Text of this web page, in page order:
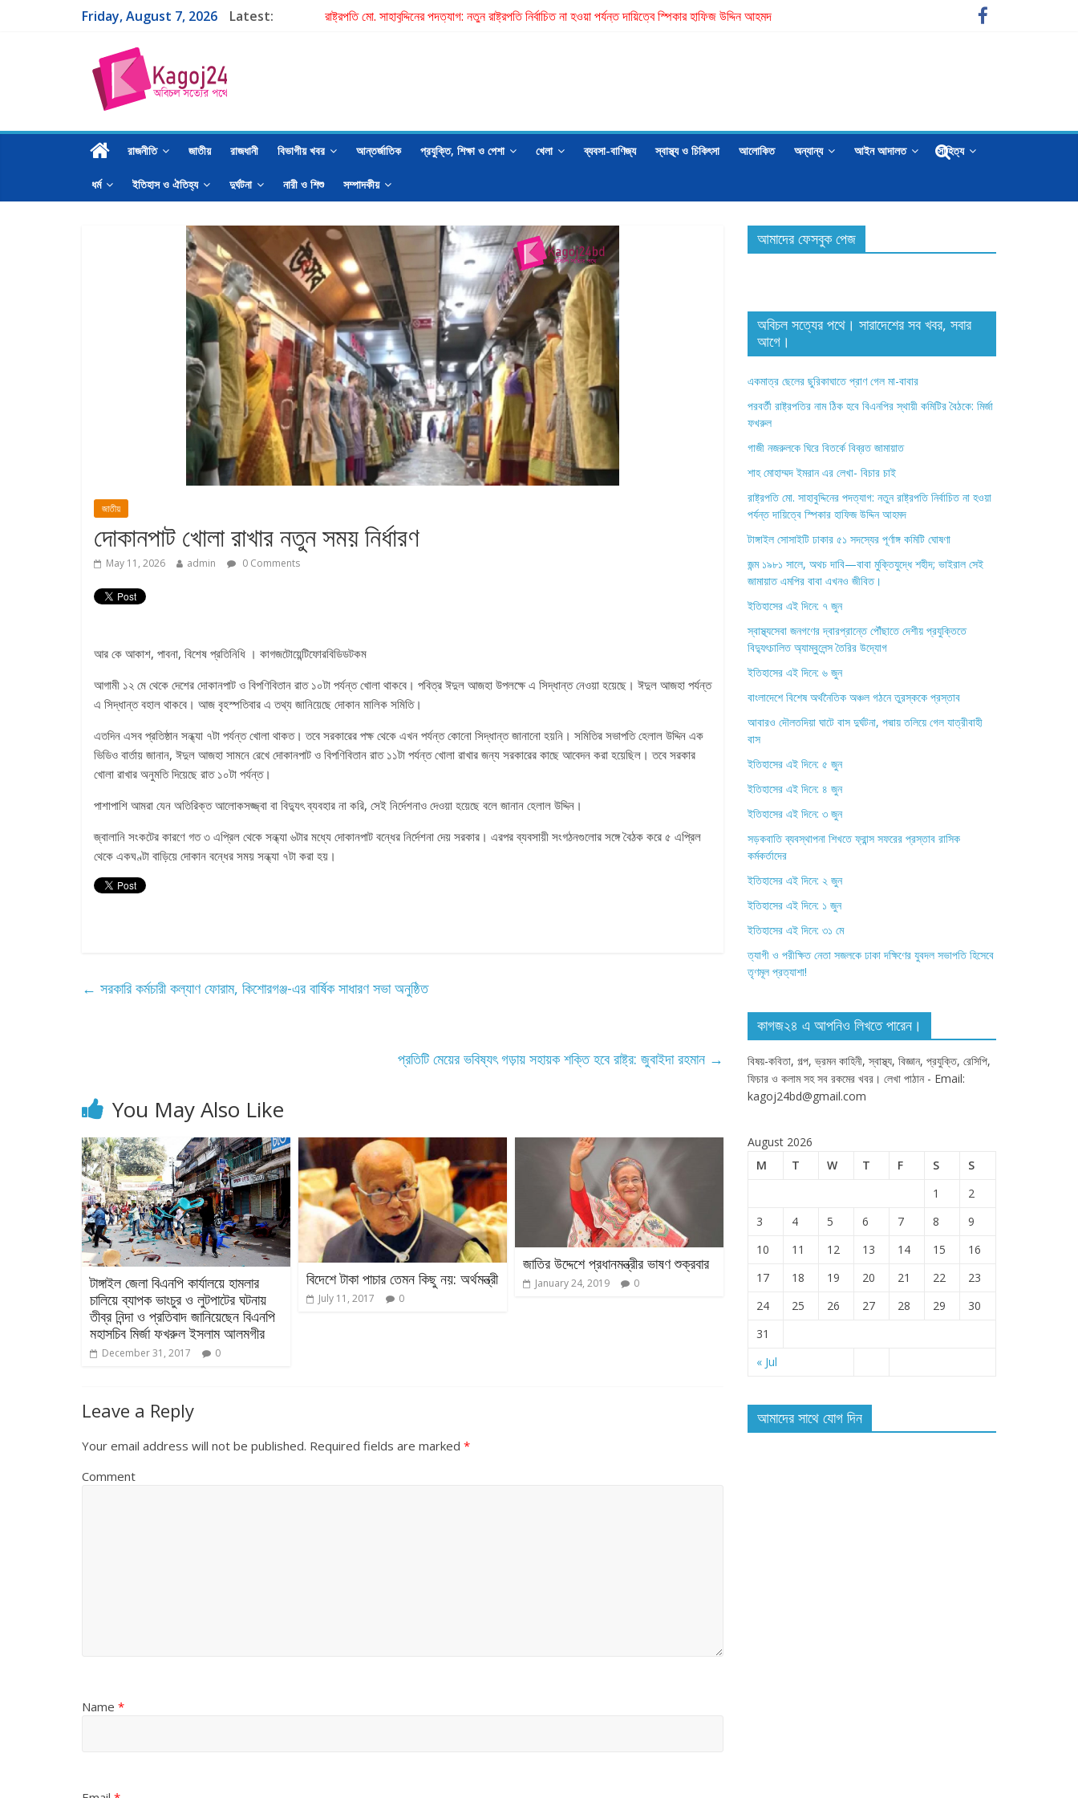
Friday, August 7, 2026 Latest:
রাষ্ট্রপতি মো. সাহাবুদ্দিনের পদত্যাগ: নতুন রাষ্ট্রপতি নির্বাচিত না হওয়া পর্যন্ত দায়িত্বে স্পিকার হাফিজ উদ্দিন আহমদ
রাজনীতি জাতীয় রাজধানী বিভাগীয় খবর আন্তর্জাতিক প্রযুক্তি, শিক্ষা ও পেশা খেলা ব্যবসা-বাণিজ্য স্বাস্থ্য ও চিকিৎসা আলোকিত অন্যান্য আইন আদালত সাহিত্য
ধর্ম ইতিহাস ও ঐতিহ্য দুর্ঘটনা নারী ও শিশু সম্পাদকীয়
জাতীয়
দোকানপাট খোলা রাখার নতুন সময় নির্ধারণ
May 11, 2026 admin 0 Comments
আর কে আকাশ, পাবনা, বিশেষ প্রতিনিধি । কাগজটোয়েন্টিফোরবিডিডটকম
আগামী ১২ মে থেকে দেশের দোকানপাট ও বিপণিবিতান রাত ১০টা পর্যন্ত খোলা থাকবে। পবিত্র ঈদুল আজহা উপলক্ষে এ সিদ্ধান্ত নেওয়া হয়েছে। ঈদুল আজহা পর্যন্ত
এ সিদ্ধান্ত বহাল থাকবে। আজ বৃহস্পতিবার এ তথ্য জানিয়েছে দোকান মালিক সমিতি।
এতদিন এসব প্রতিষ্ঠান সন্ধ্যা ৭টা পর্যন্ত খোলা থাকত। তবে সরকারের পক্ষ থেকে এখন পর্যন্ত কোনো সিদ্ধান্ত জানানো হয়নি। সমিতির সভাপতি হেলাল উদ্দিন এক
ভিডিও বার্তায় জানান, ঈদুল আজহা সামনে রেখে দোকানপাট ও বিপণিবিতান রাত ১১টা পর্যন্ত খোলা রাখার জন্য সরকারের কাছে আবেদন করা হয়েছিল। তবে সরকার
খোলা রাখার অনুমতি দিয়েছে রাত ১০টা পর্যন্ত।
পাশাপাশি আমরা যেন অতিরিক্ত আলোকসজ্জ্বা বা বিদ্যুৎ ব্যবহার না করি, সেই নির্দেশনাও দেওয়া হয়েছে বলে জানান হেলাল উদ্দিন।
জ্বালানি সংকটের কারণে গত ৩ এপ্রিল থেকে সন্ধ্যা ৬টার মধ্যে দোকানপাট বন্ধের নির্দেশনা দেয় সরকার। এরপর ব্যবসায়ী সংগঠনগুলোর সঙ্গে বৈঠক করে ৫ এপ্রিল
থেকে একঘণ্টা বাড়িয়ে দোকান বন্ধের সময় সন্ধ্যা ৭টা করা হয়।
← সরকারি কর্মচারী কল্যাণ ফোরাম, কিশোরগঞ্জ-এর বার্ষিক সাধারণ সভা অনুষ্ঠিত
প্রতিটি মেয়ের ভবিষ্যৎ গড়ায় সহায়ক শক্তি হবে রাষ্ট্র: জুবাইদা রহমান →
You May Also Like
টাঙ্গাইল জেলা বিএনপি কার্যালয়ে হামলার
চালিয়ে ব্যাপক ভাংচুর ও লুটপাটের ঘটনায়
তীব্র নিন্দা ও প্রতিবাদ জানিয়েছেন বিএনপি
মহাসচিব মির্জা ফখরুল ইসলাম আলমগীর
December 31, 2017 0
বিদেশে টাকা পাচার তেমন কিছু নয়: অর্থমন্ত্রী
July 11, 2017 0
জাতির উদ্দেশে প্রধানমন্ত্রীর ভাষণ শুক্রবার
January 24, 2019 0
Leave a Reply
Your email address will not be published. Required fields are marked *
Comment
Name *
আমাদের ফেসবুক পেজ
অবিচল সত্যের পথে। সারাদেশের সব খবর, সবার
আগে।
একমাত্র ছেলের ছুরিকাঘাতে প্রাণ গেল মা-বাবার
পরবর্তী রাষ্ট্রপতির নাম ঠিক হবে বিএনপির স্থায়ী কমিটির বৈঠকে: মির্জা
ফখরুল
গাজী নজরুলকে ঘিরে বিতর্কে বিব্রত জামায়াত
শাহ মোহাম্মদ ইমরান এর লেখা- বিচার চাই
রাষ্ট্রপতি মো. সাহাবুদ্দিনের পদত্যাগ: নতুন রাষ্ট্রপতি নির্বাচিত না হওয়া
পর্যন্ত দায়িত্বে স্পিকার হাফিজ উদ্দিন আহমদ
টাঙ্গাইল সোসাইটি ঢাকার ৫১ সদস্যের পূর্ণাঙ্গ কমিটি ঘোষণা
জন্ম ১৯৮১ সালে, অথচ দাবি—বাবা মুক্তিযুদ্ধে শহীদ; ভাইরাল সেই
জামায়াত এমপির বাবা এখনও জীবিত।
ইতিহাসের এই দিনে: ৭ জুন
স্বাস্থ্যসেবা জনগণের দ্বারপ্রান্তে পৌঁছাতে দেশীয় প্রযুক্তিতে
বিদ্যুৎচালিত অ্যাম্বুলেন্স তৈরির উদ্যোগ
ইতিহাসের এই দিনে: ৬ জুন
বাংলাদেশে বিশেষ অর্থনৈতিক অঞ্চল গঠনে তুরস্ককে প্রস্তাব
আবারও দৌলতদিয়া ঘাটে বাস দুর্ঘটনা, পদ্মায় তলিয়ে গেল যাত্রীবাহী
বাস
ইতিহাসের এই দিনে: ৫ জুন
ইতিহাসের এই দিনে: ৪ জুন
ইতিহাসের এই দিনে: ৩ জুন
সড়কবাতি ব্যবস্থাপনা শিখতে ফ্রান্স সফরের প্রস্তাব রাসিক
কর্মকর্তাদের
ইতিহাসের এই দিনে: ২ জুন
ইতিহাসের এই দিনে: ১ জুন
ইতিহাসের এই দিনে: ৩১ মে
ত্যাগী ও পরীক্ষিত নেতা সজলকে ঢাকা দক্ষিণের যুবদল সভাপতি হিসেবে
তৃণমূল প্রত্যাশা!
কাগজ২৪ এ আপনিও লিখতে পারেন।
বিষয়-কবিতা, গল্প, ভ্রমন কাহিনী, স্বাস্থ্য, বিজ্ঞান, প্রযুক্তি, রেসিপি,
ফিচার ও কলাম সহ সব রকমের খবর। লেখা পাঠান - Email:
kagoj24bd@gmail.com
August 2026
M
T W T F S S
« Jul
1
2
3
4 5 6 7 8
9
10
11 12 13 14 15
16
17
18 19 20 21 22
23
24
25 26 27 28 29
30
31
আমাদের সাথে যোগ দিন